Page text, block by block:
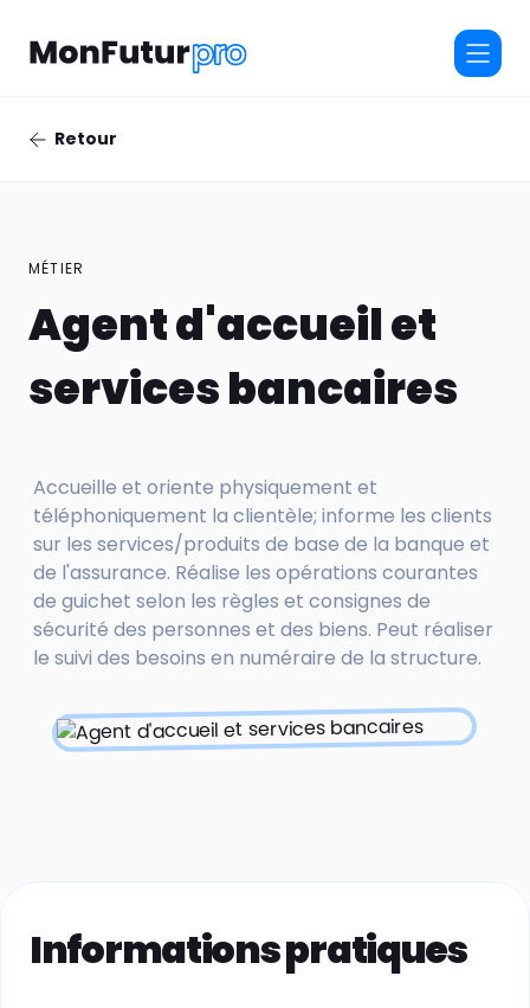
Retour
MÉTIER
Agent d'accueil et
services bancaires
Accueille et oriente physiquement et
téléphoniquement la clientèle; informe les clients
sur les services/produits de base de la banque et
de l'assurance. Réalise les opérations courantes
de guichet selon les règles et consignes de
sécurité des personnes et des biens. Peut réaliser
le suivi des besoins en numéraire de la structure.
Informations pratiques